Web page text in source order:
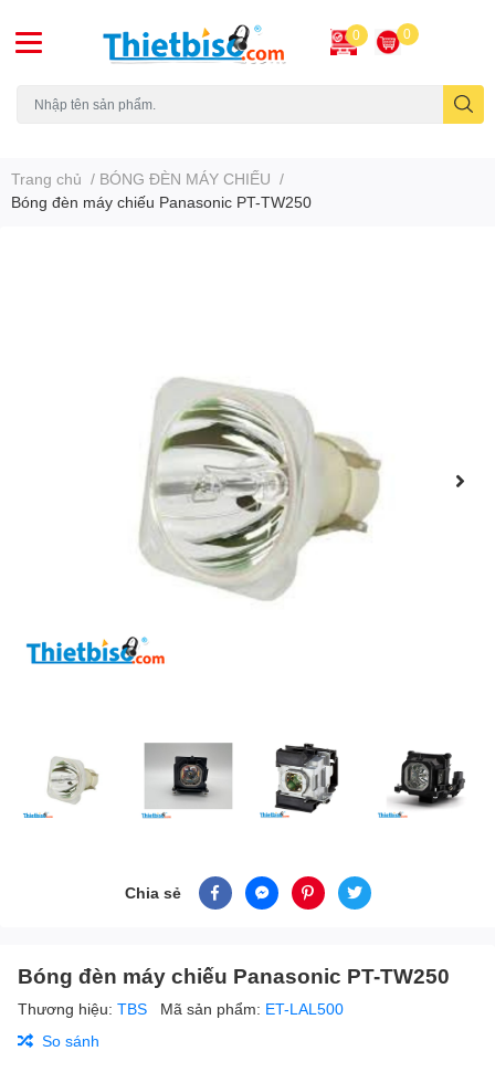
0 0
Trang chủ / BÓNG ĐÈN MÁY CHIẾU /
Bóng đèn máy chiếu Panasonic PT-TW250
Chia sẻ
Bóng đèn máy chiếu Panasonic PT-TW250
Thương hiệu: TBS Mã sản phẩm: ET-LAL500
So sánh